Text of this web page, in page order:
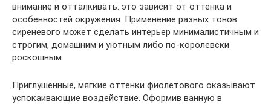
внимание и отталкивать: это зависит от оттенка и
особенностей окружения. Применение разных тонов
сиреневого может сделать интерьер минималистичным и
строгим, домашним и уютным либо по-королевски
роскошным.
Приглушенные, мягкие оттенки фиолетового оказывают
успокаивающие воздействие. Оформив ванную в